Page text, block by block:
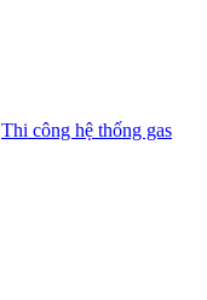
Thi công hệ thống gas